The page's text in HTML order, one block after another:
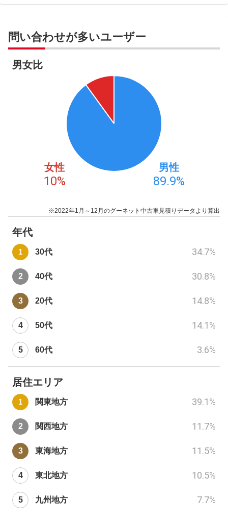
問い合わせが多いユーザー
男女比
女性
10%
男性
89.9%
※2022年1月～12月のグーネット中古車見積りデータより算出
年代
30代 34.7%
40代 30.8%
20代 14.8%
50代 14.1%
60代 3.6%
居住エリア
関東地方 39.1%
関西地方 11.7%
東海地方 11.5%
東北地方 10.5%
九州地方 7.7%